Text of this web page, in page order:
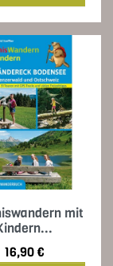
mit
Preis
16,90 €